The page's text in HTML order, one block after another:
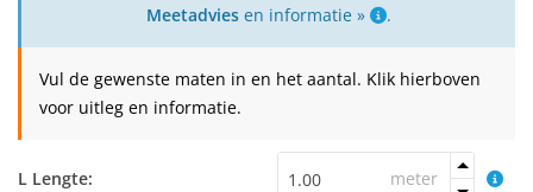
Meetadviesen informatie » .
Vul de gewenste maten in en het aantal. Klik hierboven
voor uitleg en informatie.
L Lengte: meter